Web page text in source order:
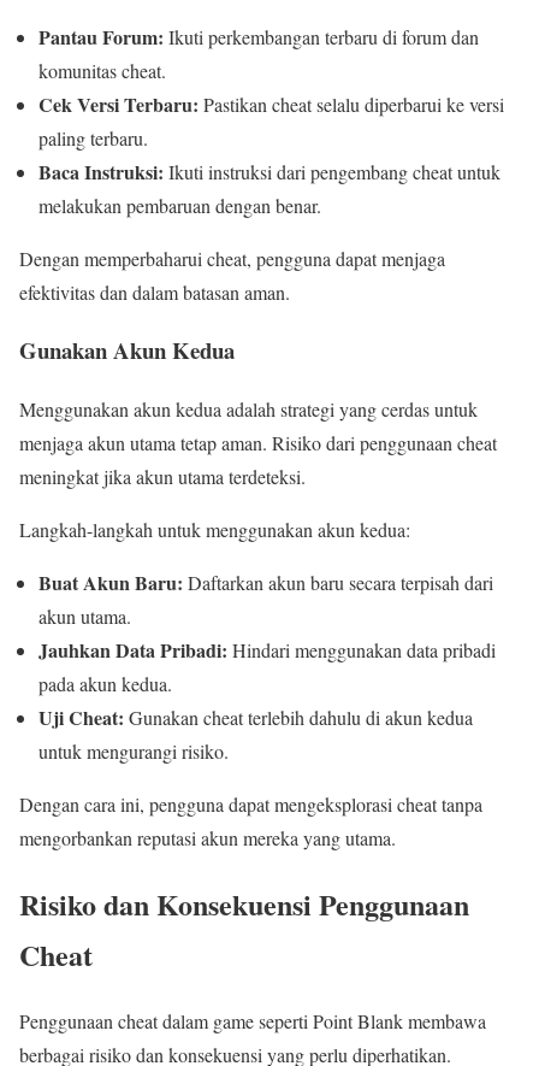
Pantau Forum: Ikuti perkembangan terbaru di forum dan
komunitas cheat.
Cek Versi Terbaru: Pastikan cheat selalu diperbarui ke versi
paling terbaru.
Baca Instruksi: Ikuti instruksi dari pengembang cheat untuk
melakukan pembaruan dengan benar.
Dengan memperbaharui cheat, pengguna dapat menjaga
efektivitas dan dalam batasan aman.
Gunakan Akun Kedua
Menggunakan akun kedua adalah strategi yang cerdas untuk
menjaga akun utama tetap aman. Risiko dari penggunaan cheat
meningkat jika akun utama terdeteksi.
Langkah-langkah untuk menggunakan akun kedua:
Buat Akun Baru: Daftarkan akun baru secara terpisah dari
akun utama.
Jauhkan Data Pribadi: Hindari menggunakan data pribadi
pada akun kedua.
Uji Cheat: Gunakan cheat terlebih dahulu di akun kedua
untuk mengurangi risiko.
Dengan cara ini, pengguna dapat mengeksplorasi cheat tanpa
mengorbankan reputasi akun mereka yang utama.
Risiko dan Konsekuensi Penggunaan
Cheat
Penggunaan cheat dalam game seperti Point Blank membawa
berbagai risiko dan konsekuensi yang perlu diperhatikan.